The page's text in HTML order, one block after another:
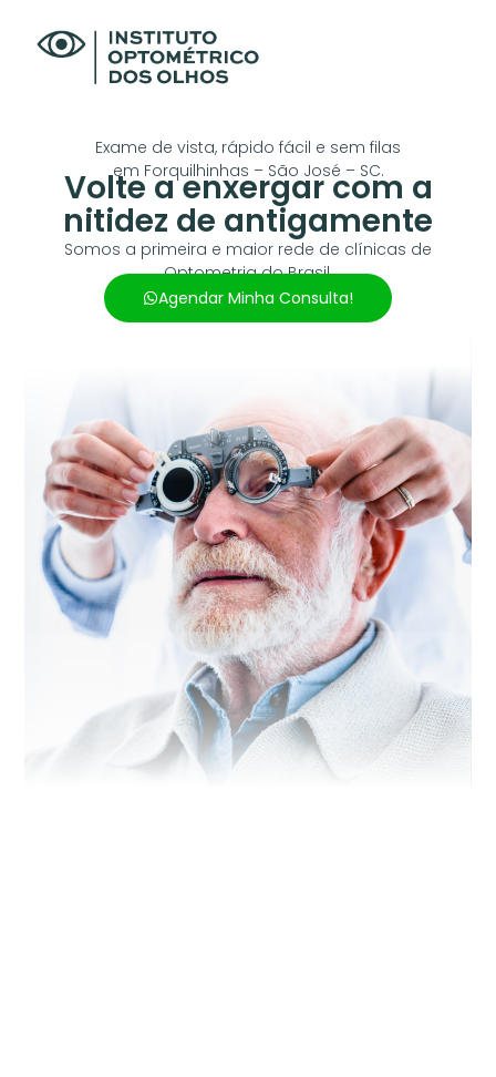
Exame de vista, rápido fácil e sem filas
em Forquilhinhas – São José – SC.
Volte a enxergar com a
nitidez de antigamente
Somos a primeira e maior rede de clínicas de
Optometria do Brasil.
Agendar Minha Consulta!